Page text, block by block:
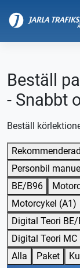
Beställ
- Snabbt
Beställ
Personbil
BE/B96
Motorcykel (A1)
Digital Teori
Digital Teori MC
Alla
Paket